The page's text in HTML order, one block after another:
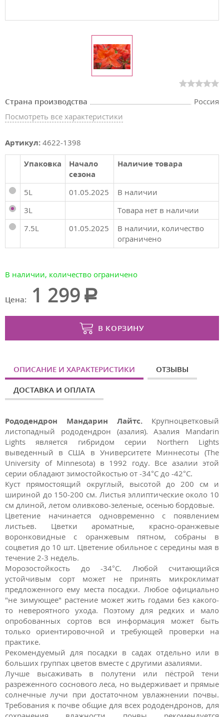
Страна производства
Россия
Посмотреть все характеристики
Артикул: 4622-1398
Упаковка
Начало
сезона
Наличие товара
5L 01.05.2025
В наличии
3L
Товара нет в наличии
7.5L
01.05.2025
В наличии, количество
ограничено
В наличии, количество ограничено
Цена: 1 299
В КОРЗИНУ
ОПИСАНИЕ И ХАРАКТЕРИСТИКИ ОТЗЫВЫ
ДОСТАВКА И ОПЛАТА
Рододендрон Мандарин Лайтс. Крупноцветковый
листопадный рододендрон (азалия). Азалия Mandarin
Lights является гибридом серии Northern Lights
выведенный в США в Университете Миннесоты (The
University of Minnesota) в 1992 году. Все азалии этой
серии обладают зимостойкостью от -34°C до -42°C.
Куст прямостоящий округлый, высотой до 200 cм и
шириной до 150-200 см. Листья эллиптические около 10
см длиной, летом оливково-зеленые, осенью бордовые.
Цветение начинается одновременно с появлением
листьев. Цветки ароматные, красно-оранжевые
воронковидные с оранжевым пятном, собраны в
соцветия до 10 шт. Цветение обильное с середины мая в
течение 2-3 недель.
Морозостойкость до -34°C. Любой считающийся
устойчивым сорт может не принять микроклимат
предложенного ему места посадки. Любое официально
"не зимующее" растение может жить годами без какого-
то невероятного ухода. Поэтому для редких и мало
опробованных сортов вся информация может быть
только ориентировочной и требующей проверки на
практике.
Рекомендуемый для посадки в садах отдельно или в
больших группах цветов вместе с другими азалиями.
Лучше высаживать в полутени или пёстрой тени
разреженного соснового леса, но выдерживает и прямые
солнечные лучи при достаточном увлажнении почвы.
Требования к почве общие для всех рододендронов, для